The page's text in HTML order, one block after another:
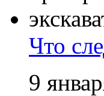
Что
9